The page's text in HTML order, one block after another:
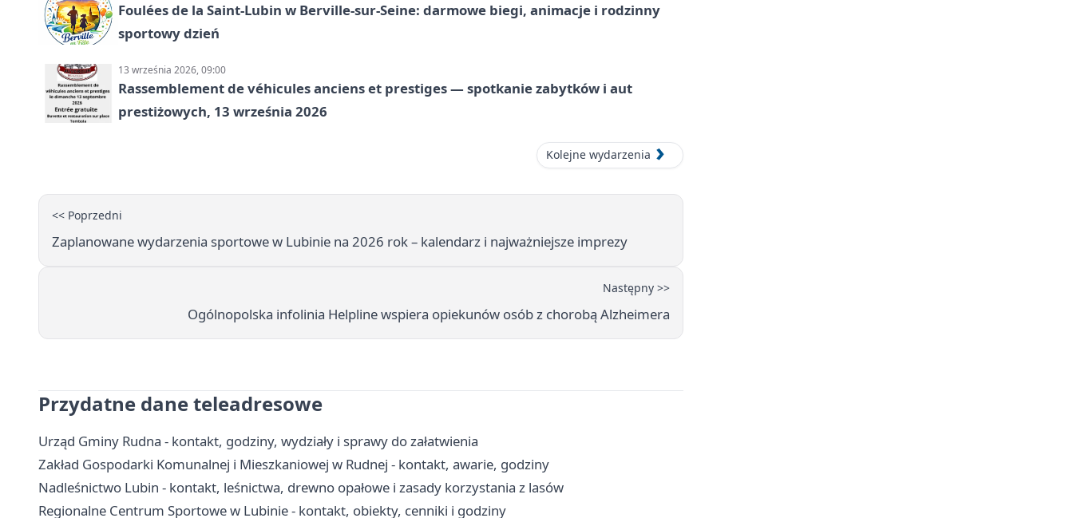
Foulées de la Saint-Lubin w Berville-sur-Seine: darmowe biegi, animacje i rodzinny
sportowy dzień
13 września 2026, 09:00
Rassemblement de véhicules anciens et prestiges — spotkanie zabytków i aut
prestiżowych, 13 września 2026
Kolejne wydarzenia
<< Poprzedni
Zaplanowane wydarzenia sportowe w Lubinie na 2026 rok – kalendarz i najważniejsze imprezy
Następny >>
Ogólnopolska infolinia Helpline wspiera opiekunów osób z chorobą Alzheimera
Przydatne dane teleadresowe
Urząd Gminy Rudna - kontakt, godziny, wydziały i sprawy do załatwienia
Zakład Gospodarki Komunalnej i Mieszkaniowej w Rudnej - kontakt, awarie, godziny
Nadleśnictwo Lubin - kontakt, leśnictwa, drewno opałowe i zasady korzystania z lasów
Regionalne Centrum Sportowe w Lubinie - kontakt, obiekty, cenniki i godziny